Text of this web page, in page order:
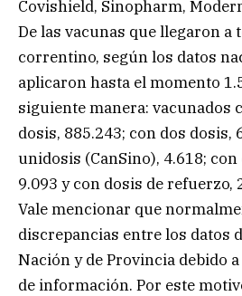
Covishield, Sinopharm,
De las vacunas que llegaron
correntino, según los datos
aplicaron hasta el momento
siguiente manera: vacunados
dosis, 885.243; con dos dosis,
unidosis (CanSino), 4.618;
9.093 y con dosis de refuerzo,
Vale mencionar que
discrepancias entre los datos
Nación y de Provincia debido
de información. Por este